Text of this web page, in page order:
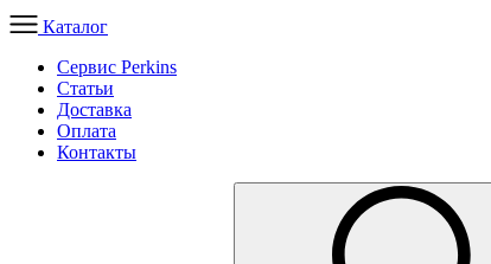
Каталог
Сервис Perkins
Статьи
Доставка
Оплата
Контакты